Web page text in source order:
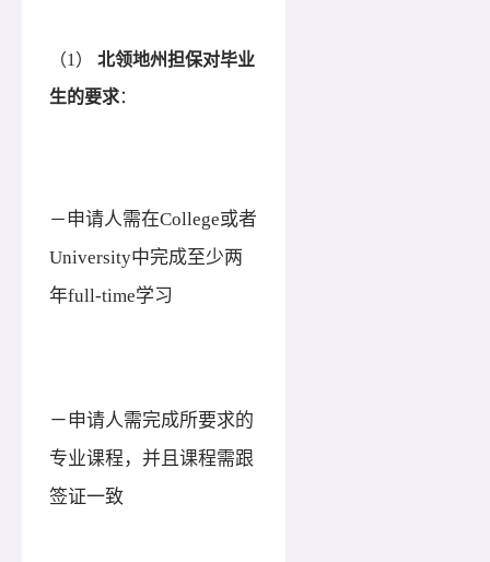
（1）
北领地州担保对毕业
生的要求：
－ 申请人需在College或者
University中完成至少两
年full-time学习
－申请人需完成所要求的
专业课程，并且课程需跟
签证一致